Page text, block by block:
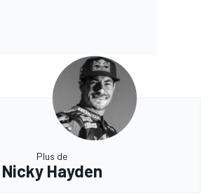
Plus de
Nicky Hayden